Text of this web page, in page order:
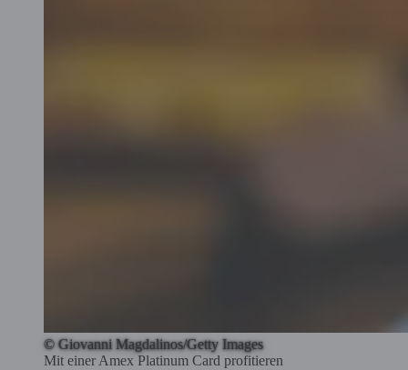
© Giovanni Magdalinos/Getty Images
Mit einer Amex Platinum Card profitieren